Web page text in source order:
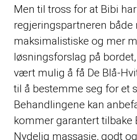
Men til tross for at Bibi
regjeringspartneren både
maksimalistiske og mer
løsningsforslag på
vært mulig å få De Blå-
til å bestemme seg for et
Behandlingene kan
kommer garantert tilbake
Nydelig massasje, godt